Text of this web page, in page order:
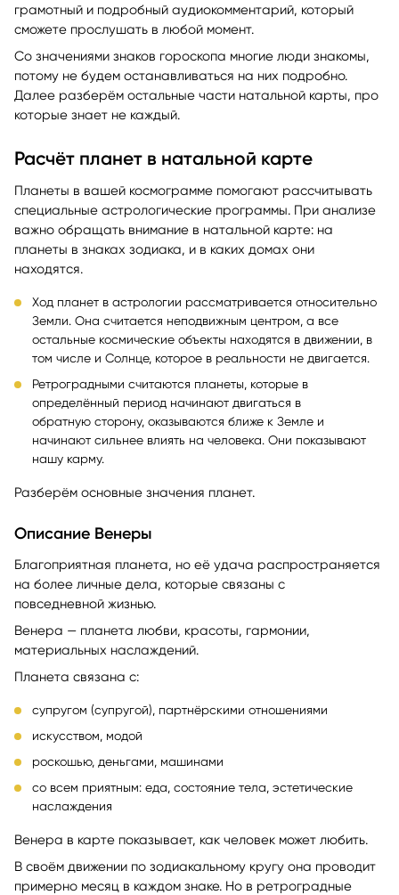
грамотный и подробный аудиокомментарий, который
сможете прослушать в любой момент.
Со значениями знаков гороскопа многие люди знакомы,
потому не будем останавливаться на них подробно.
Далее разберём остальные части натальной карты, про
которые знает не каждый.
Расчёт планет в натальной карте
Планеты в вашей космограмме помогают рассчитывать
специальные астрологические программы. При анализе
важно обращать внимание в натальной карте: на
планеты в знаках зодиака, и в каких домах они
находятся.
Ход планет в астрологии рассматривается относительно
Земли. Она считается неподвижным центром, а все
остальные космические объекты находятся в движении, в
том числе и Солнце, которое в реальности не двигается.
Ретроградными считаются планеты, которые в
определённый период начинают двигаться в
обратную сторону, оказываются ближе к Земле и
начинают сильнее влиять на человека. Они показывают
нашу карму.
Разберём основные значения планет.
Описание Венеры
Благоприятная планета, но её удача распространяется
на более личные дела, которые связаны с
повседневной жизнью.
Венера — планета любви, красоты, гармонии,
материальных наслаждений.
Планета связана с:
супругом (супругой), партнёрскими отношениями
искусством, модой
роскошью, деньгами, машинами
со всем приятным: еда, состояние тела, эстетические
наслаждения
Венера в карте показывает, как человек может любить.
В своём движении по зодиакальному кругу она проводит
примерно месяц в каждом знаке. Но в ретроградные